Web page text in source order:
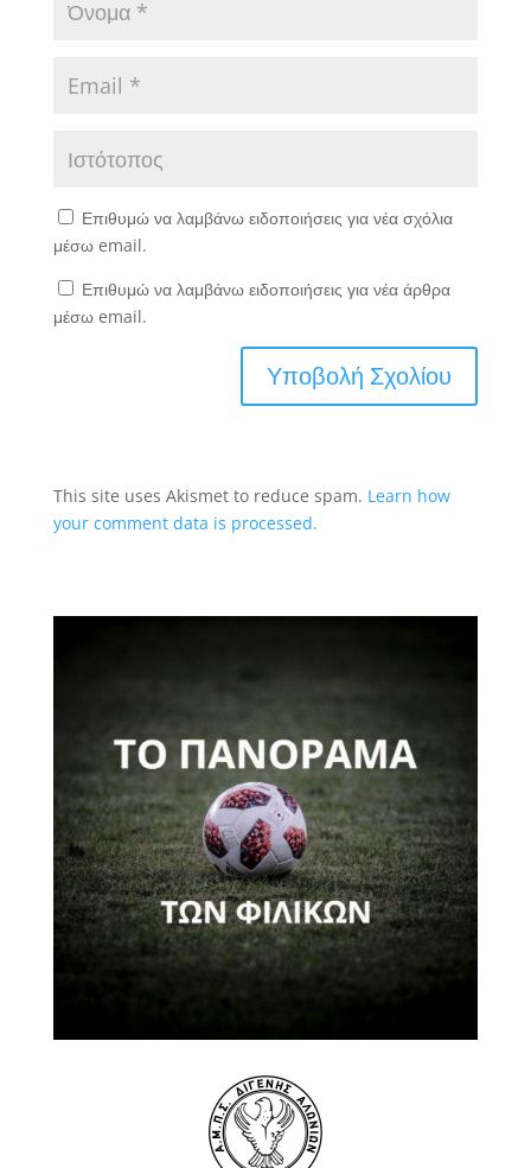
Επιθυμώ να λαμβάνω ειδοποιήσεις για νέα σχόλια
μέσω email.
Επιθυμώ να λαμβάνω ειδοποιήσεις για νέα άρθρα
μέσω email.
This site uses Akismet to reduce spam. Learn how
your comment data is processed.